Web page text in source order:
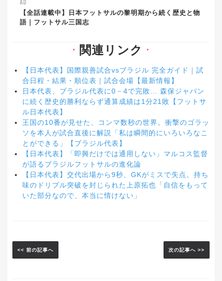
AD
【全話連載中】日本フットサルの黎明期から続く歴史と物
語｜フットサル三国志
▼ 関連リンク ▼
【日本代表】国際親善試合vsブラジル 完全ガイド｜試
合日程・結果・順位表｜試合会場【最新情報】
日本代表、ブラジル代表に0－4で完敗… 森保ジャパン
に続く歴史的勝利ならず通算成績は1分21敗【フットサ
ル日本代表】
王国の10番が見せた、コンマ数秒の世界。衝撃のゴラッ
ソを本人が試合直後に解説「私は瞬間的にいろいろなこ
とができる」【ブラジル代表】
【日本代表】「即興だけでは通用しない」マルコス監督
が語るブラジルフットサルの進化論
【日本代表】交代出場から9秒、GKがミスで失点。持ち
味のドリブル突破を封じられた上原拓也「自信をもって
いた部分なので、本当に情けない」
<< 前の記事へ 次の記事へ >>